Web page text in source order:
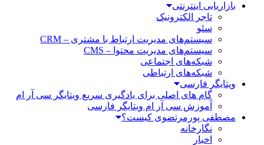
بازاریابی اینترنتی
تاجر الکترونیک
سئو
سیستم‌های مدیریت ارتباط با مشتری – CRM
سیستم‌های مدیریت محتوا – CMS
شبکه‌های اجتماعی
شبکه‌های ارتباطی
ویتایگر فارسی
گام های اصلی برای یادگیری سریع ویتایگر سی آر ام
آموزش سی آر ام ویتایگر فارسی
مصطفی پورمرتضوی کیست؟
نگارخانه
اخبار